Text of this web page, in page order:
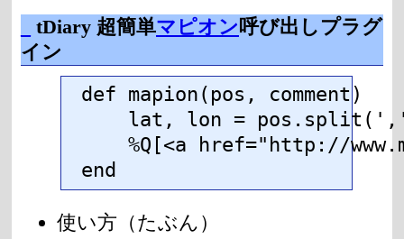
tDiary 超簡単マピオン 呼び出しプラグ
イン
def mapion(pos, comment)
lat, lon =
%Q[<a href="http://
end
使い方（たぶん）